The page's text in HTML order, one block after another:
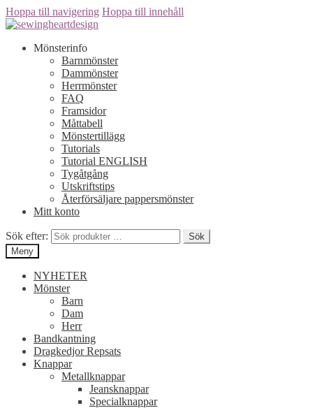
Hoppa till navigering Hoppa till innehåll
Mönsterinfo
Barnmönster
Dammönster
Herrmönster
FAQ
Framsidor
Måttabell
Mönstertillägg
Tutorials
Tutorial ENGLISH
Tygåtgång
Utskriftstips
Återförsäljare pappersmönster
Mitt konto
Sök efter:
Sök
Meny
NYHETER
Mönster
Barn
Dam
Herr
Bandkantning
Dragkedjor Repsats
Knappar
Metallknappar
Jeansknappar
Specialknappar